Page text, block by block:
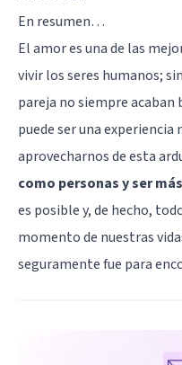
En resumen…
El amor es una de las
vivir los seres humanos;
pareja no siempre
puede ser una
aprovecharnos de esta
como personas y ser
es posible y, de hecho,
momento de nuestras
seguramente fue para